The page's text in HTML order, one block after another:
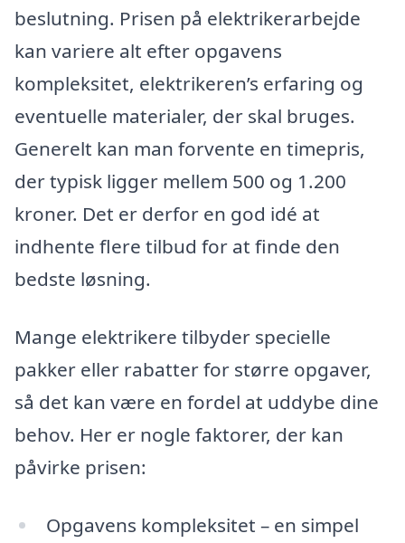
beslutning. Prisen på elektrikerarbejde
kan variere alt efter opgavens
kompleksitet, elektrikeren’s erfaring og
eventuelle materialer, der skal bruges.
Generelt kan man forvente en timepris,
der typisk ligger mellem 500 og 1.200
kroner. Det er derfor en god idé at
indhente flere tilbud for at finde den
bedste løsning.
Mange elektrikere tilbyder specielle
pakker eller rabatter for større opgaver,
så det kan være en fordel at uddybe dine
behov. Her er nogle faktorer, der kan
påvirke prisen:
Opgavens kompleksitet – en simpel